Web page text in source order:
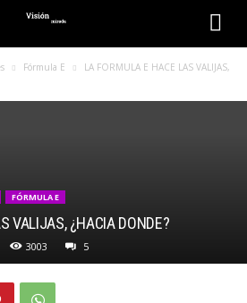
Fórmula E
LA FORMULA E HACE LAS VALIJAS,
FÓRMULA E
VALIJAS, ¿HACIA DONDE?
3003 5